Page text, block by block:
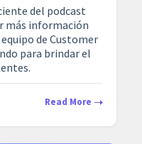
del podcast
más información
de Customer
para brindar el
Read More